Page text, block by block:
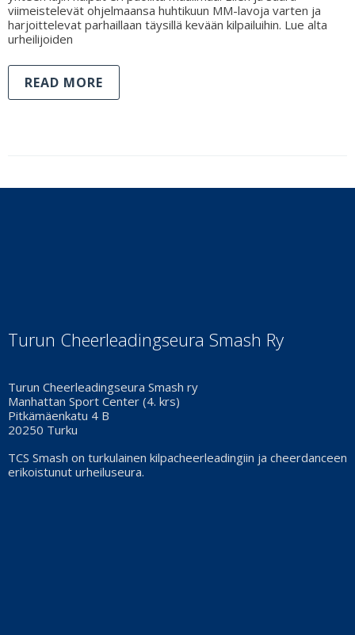
viimeistelevät ohjelmaansa huhtikuun MM-lavoja varten ja
harjoittelevat parhaillaan täysillä kevään kilpailuihin. Lue alta
urheilijoiden
READ MORE
Turun Cheerleadingseura Smash Ry
Turun Cheerleadingseura Smash ry
Manhattan Sport Center (4. krs)
Pitkämäenkatu 4 B
20250 Turku
TCS Smash on turkulainen kilpacheerleadingiin ja cheerdanceen
erikoistunut urheiluseura.